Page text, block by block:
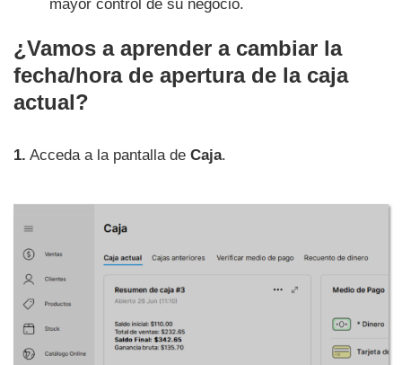
mayor control de su negocio.
¿Vamos a aprender a cambiar la
fecha/hora de apertura de la caja
actual?
1. Acceda a la pantalla de Caja.